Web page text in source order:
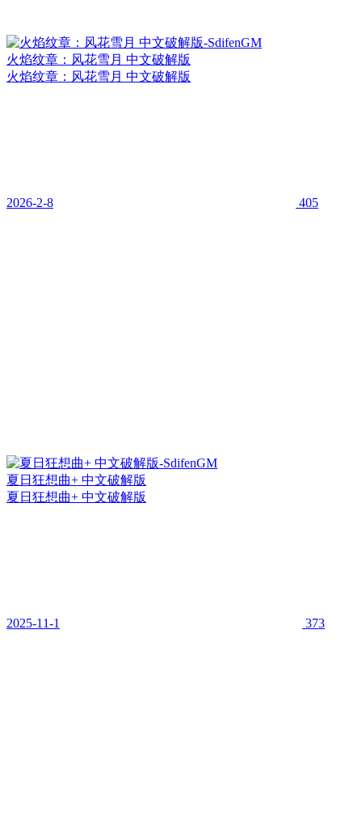
火焰纹章：风花雪月 中文破解版
火焰纹章：风花雪月 中文破解版
2026-2-8 405
夏日狂想曲+ 中文破解版
夏日狂想曲+ 中文破解版
2025-11-1 373